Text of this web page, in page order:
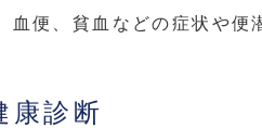
血便、貧血などの症状や便
康診断